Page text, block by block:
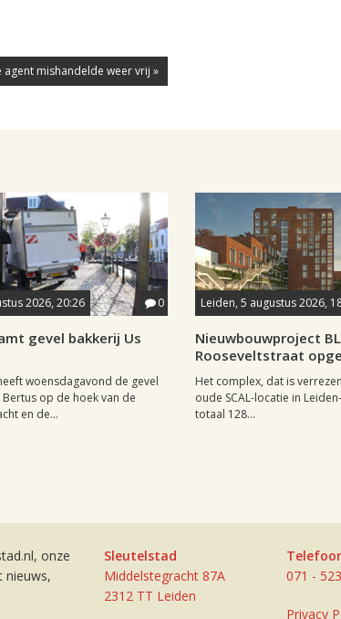
mishandelde weer vrij »
2026, 20:26 0
gevel bakkerij Us
woensdagavond de gevel
op de hoek van de
en de...
Leiden, 5 augustus 2026,
Nieuwbouwproject
Rooseveltstraat
Het complex, dat is
oude SCAL-locatie in
totaal 128...
onze
nieuws,
Sleutelstad
Middelstegracht 87A
2312 TT Leiden
071 -
Privacy